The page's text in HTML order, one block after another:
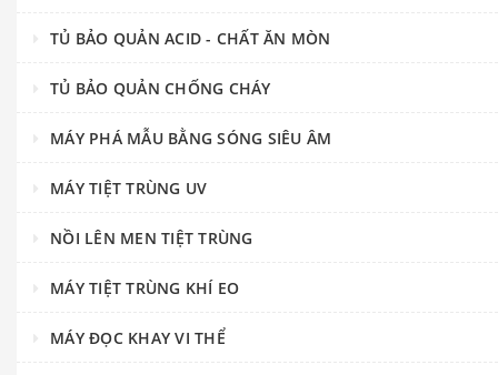
TỦ BẢO QUẢN ACID - CHẤT ĂN MÒN
TỦ BẢO QUẢN CHỐNG CHÁY
MÁY PHÁ MẪU BẰNG SÓNG SIÊU ÂM
MÁY TIỆT TRÙNG UV
NỒI LÊN MEN TIỆT TRÙNG
MÁY TIỆT TRÙNG KHÍ EO
MÁY ĐỌC KHAY VI THỂ